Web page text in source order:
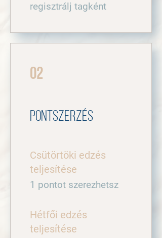
regisztrálj tagként
02
Pontszerzés
Csütörtöki edzés
teljesítése
1 pontot szerezhetsz
Hétfői edzés
teljesítése